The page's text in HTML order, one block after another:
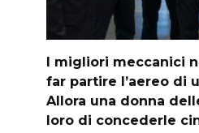
I migliori meccanici
far partire l’aereo di
Allora una donna
loro di concederle